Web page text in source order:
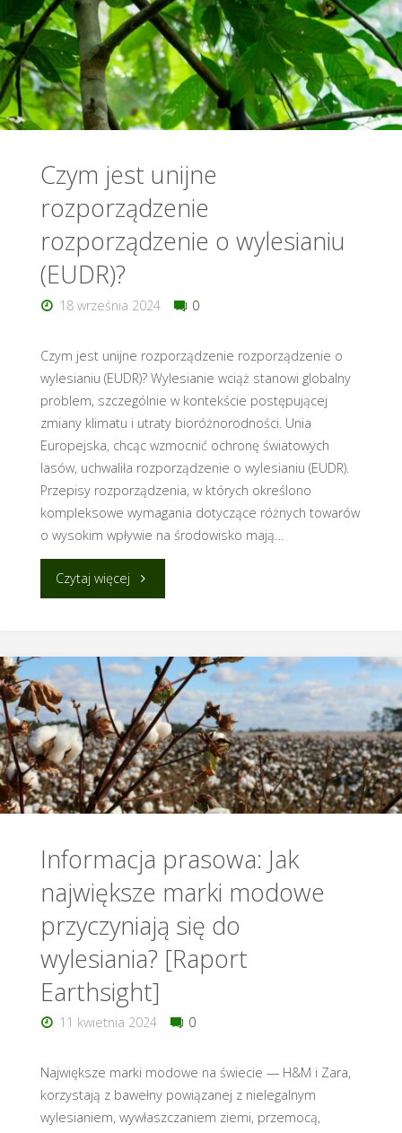
na
temat
EUDR"
Czym jest unijne
rozporządzenie
rozporządzenie o wylesianiu
(EUDR)?
18 września 2024 0
Czym jest unijne rozporządzenie rozporządzenie o
wylesianiu (EUDR)? Wylesianie wciąż stanowi globalny
problem, szczególnie w kontekście postępującej
zmiany klimatu i utraty bioróżnorodności. Unia
Europejska, chcąc wzmocnić ochronę światowych
lasów, uchwaliła rozporządzenie o wylesianiu (EUDR).
Przepisy rozporządzenia, w których określono
kompleksowe wymagania dotyczące różnych towarów
o wysokim wpływie na środowisko mają…
Czytaj więcej "Czym
unijne
rozporządzenie
rozporządzenie
o
wylesianiu
(EUDR)?"
Informacja prasowa: Jak
największe marki modowe
przyczyniają się do
wylesiania? [Raport
Earthsight]
11 kwietnia 2024 0
Największe marki modowe na świecie — H&M i Zara,
korzystają z bawełny powiązanej z nielegalnym
wylesianiem, wywłaszczaniem ziemi, przemocą,